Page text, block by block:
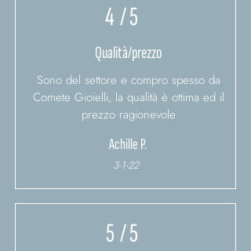
4/ 5
Qualità/prezzo
Sono del settore e compro spesso da
Comete Gioielli, la qualità è ottima ed il
prezzo ragionevole
Achille P.
3-1-22
5/ 5